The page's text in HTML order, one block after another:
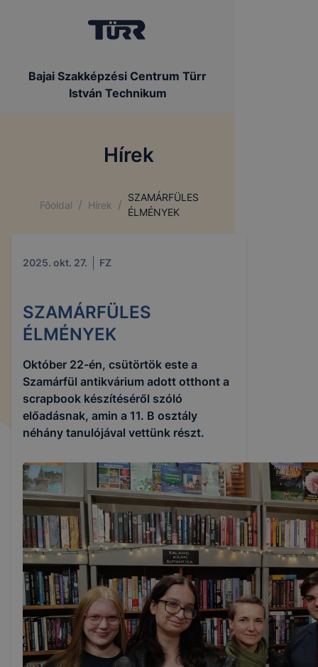
Bajai Szakképzési Centrum Türr
István Technikum
Hírek
Főoldal / Hírek /
SZAMÁRFÜLES
ÉLMÉNYEK
2025. okt. 27. FZ
SZAMÁRFÜLES
ÉLMÉNYEK
Október 22-én, csütörtök este a
Szamárfül antikvárium adott otthont a
scrapbook készítéséről szóló
előadásnak, amin a 11. B osztály
néhány tanulójával vettünk részt.